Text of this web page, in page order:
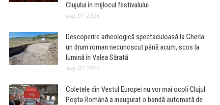
Clujului în mijlocul festivalului
aug. 07, 2026
Descoperire arheologică spectaculoasă la Gherla:
un drum roman necunoscut până acum, scos la
lumină în Valea Sărată
aug. 07, 2026
Coletele din Vestul Europei nu vor mai ocoli Clujul:
Poșta Română a inaugurat o bandă automată de